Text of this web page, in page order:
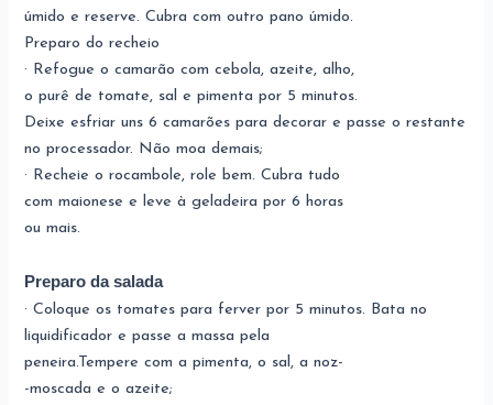
úmido e reserve. Cubra com outro pano úmido.
Preparo do recheio
· Refogue o camarão com cebola, azeite, alho,
o purê de tomate, sal e pimenta por 5 minutos.
Deixe esfriar uns 6 camarões para decorar e passe o restante
no processador. Não moa demais;
· Recheie o rocambole, role bem. Cubra tudo
com maionese e leve à geladeira por 6 horas
ou mais.
Preparo da salada
· Coloque os tomates para ferver por 5 minutos. Bata no
liquidificador e passe a massa pela
peneira.Tempere com a pimenta, o sal, a noz-
-moscada e o azeite;